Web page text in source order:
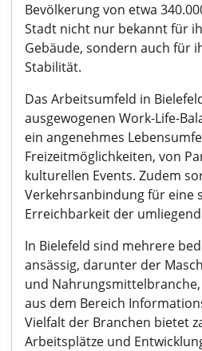
Bevölkerung von etwa
Stadt nicht nur bekannt für
Gebäude, sondern auch für
Stabilität.
Das Arbeitsumfeld in
ausgewogenen Work-Life-
ein angenehmes
Freizeitmöglichkeiten, von
kulturellen Events. Zudem
Verkehrsanbindung für eine
Erreichbarkeit der
In Bielefeld sind mehrere
ansässig, darunter der
und
aus dem Bereich
Vielfalt der Branchen bietet
Arbeitsplätze und